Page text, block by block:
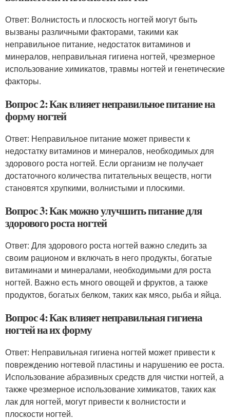
Ответ: Волнистость и плоскость ногтей могут быть
вызваны различными факторами, такими как
неправильное питание, недостаток витаминов и
минералов, неправильная гигиена ногтей, чрезмерное
использование химикатов, травмы ногтей и генетические
факторы.
Вопрос 2: Как влияет неправильное питание на
форму ногтей
Ответ: Неправильное питание может привести к
недостатку витаминов и минералов, необходимых для
здорового роста ногтей. Если организм не получает
достаточного количества питательных веществ, ногти
становятся хрупкими, волнистыми и плоскими.
Вопрос 3: Как можно улучшить питание для
здорового роста ногтей
Ответ: Для здорового роста ногтей важно следить за
своим рационом и включать в него продукты, богатые
витаминами и минералами, необходимыми для роста
ногтей. Важно есть много овощей и фруктов, а также
продуктов, богатых белком, таких как мясо, рыба и яйца.
Вопрос 4: Как влияет неправильная гигиена
ногтей на их форму
Ответ: Неправильная гигиена ногтей может привести к
повреждению ногтевой пластины и нарушению ее роста.
Использование абразивных средств для чистки ногтей, а
также чрезмерное использование химикатов, таких как
лак для ногтей, могут привести к волнистости и
плоскости ногтей.